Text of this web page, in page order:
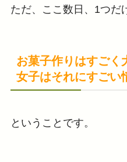
ただ、ここ数日、1つだ
お菓子作りはすごく
女子はそれにすごい
ということです。